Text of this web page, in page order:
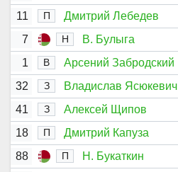
11
П Дмитрий Лебедев
7 Н
В. Булыга
1
В
Арсений Забродский
32
З
Владислав Ясюкевич
41
З
Алексей Щипов
18
П
Дмитрий Капуза
88
П
Н. Букаткин